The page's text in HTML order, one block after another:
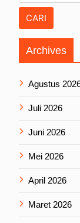
Archives
Agustus
Juli 2026
Juni 2026
Mei 2026
April 2026
Maret 2026